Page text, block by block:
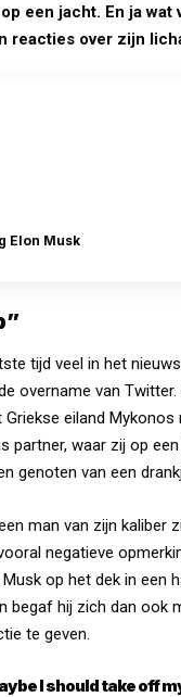
een jacht. En ja wat
reacties over zijn
Elon Musk
tijd veel in het
overname van
eiland Mykonos
partner, waar zij op
genoten van een
man van zijn kaliber
negatieve
op het dek in een
begaf hij zich dan ook
te geven.
I should take off